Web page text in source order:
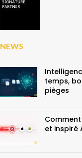
NEWS
temps,
pièges
et inspiré